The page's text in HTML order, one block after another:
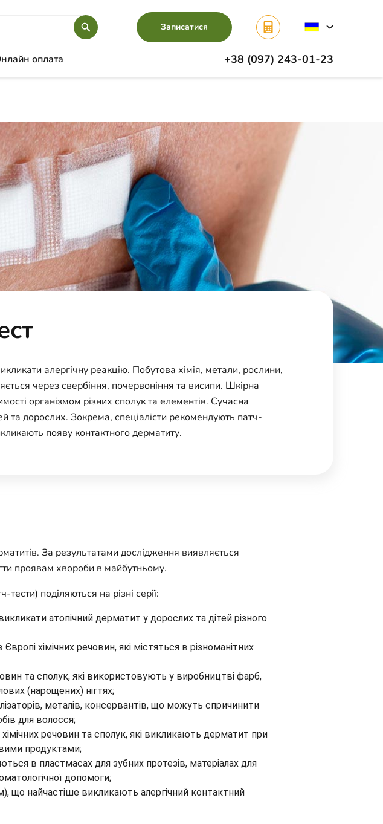
Записатися
оплата +38 (097) 243-01-23
алергічну реакцію. Побутова хімія, метали, рослини,
через свербіння, почервоніння та висипи. Шкірна
організмом різних сполук та елементів. Сучасна
та дорослих. Зокрема, спеціалісти рекомендують патч-
появу контактного дерматиту.
За результатами дослідження виявляється
проявам хвороби в майбутньому.
поділяються на різні серії:
атопічний дерматит у дорослих та дітей різного
хімічних речовин, які містяться в різноманітних
та сполук, які використовують у виробництві фарб,
(нарощених) нігтях;
металів, консервантів, що можуть спричинити
для волосся;
речовин та сполук, які викликають дерматит при
продуктами;
в пластмасах для зубних протезів, матеріалах для
допомоги;
що найчастіше викликають алергічний контактний